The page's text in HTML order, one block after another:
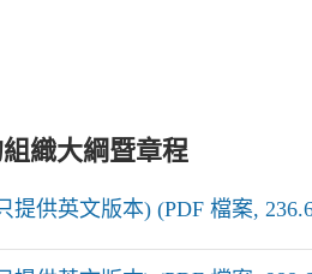
織大綱暨章程
提供英文版本) (PDF 檔案,